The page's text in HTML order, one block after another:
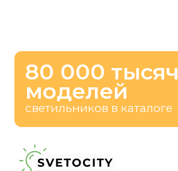
80 000 тысяч
моделей
светильников в каталоге